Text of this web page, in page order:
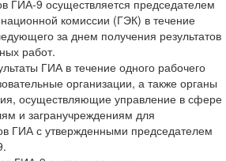
ГИА-9 осуществляется председателем
комиссии (ГЭК) в течение
за днем получения результатов
работ.
ГИА в течение одного рабочего
организации, а также органы
осуществляющие управление в сфере
и загранучреждениям для
ГИА с утвержденными председателем